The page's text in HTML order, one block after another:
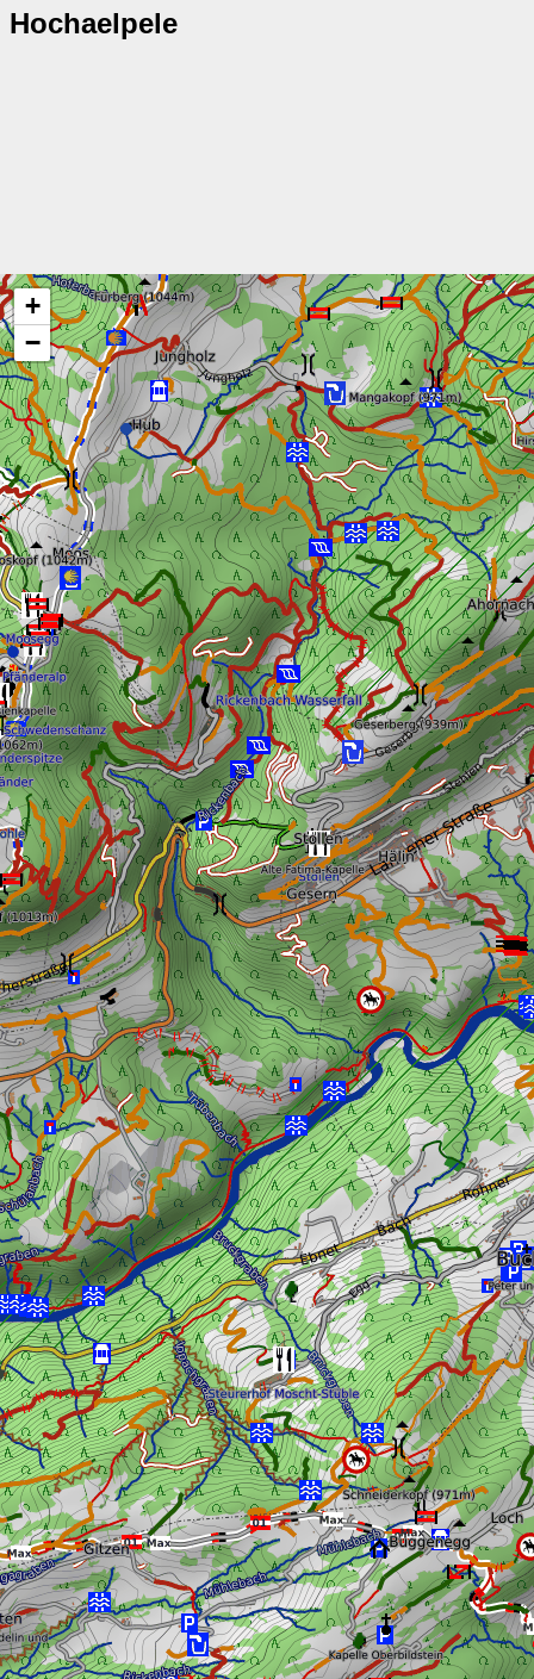
Hochaelpele
+
−